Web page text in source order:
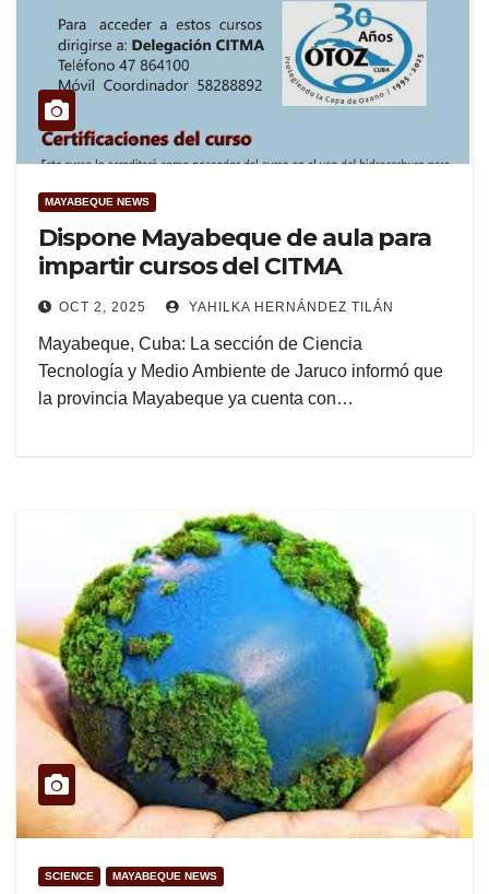
MAYABEQUE NEWS
Dispone Mayabeque de aula para
impartir cursos del CITMA
OCT 2, 2025 YAHILKA HERNÁNDEZ TILÁN
Mayabeque, Cuba: La sección de Ciencia
Tecnología y Medio Ambiente de Jaruco informó que
la provincia Mayabeque ya cuenta con…
SCIENCE MAYABEQUE NEWS